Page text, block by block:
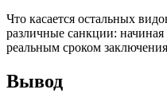
Что касается остальных
различные санкции:
реальным сроком
Вывод